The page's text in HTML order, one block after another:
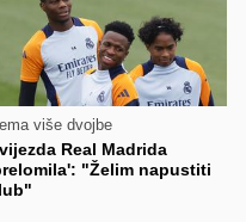
više dvojbe
Real Madrida
"Želim napustiti